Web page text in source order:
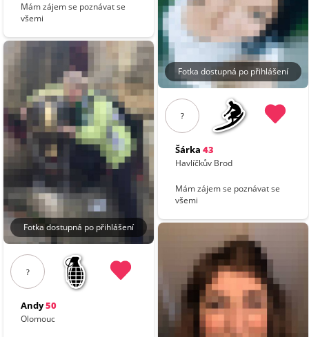
Mám zájem se poznávat se
všemi
Fotka dostupná po přihlášení
?
Andy50
Olomouc
Fotka dostupná po přihlášení
?
Šárka 43
Havlíčkův Brod
Mám zájem se poznávat se
všemi